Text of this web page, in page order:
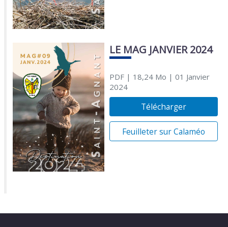
LE MAG JANVIER 2024
PDF| 18,24 Mo | 01 Janvier
2024
Télécharger
Feuilleter sur Calaméo